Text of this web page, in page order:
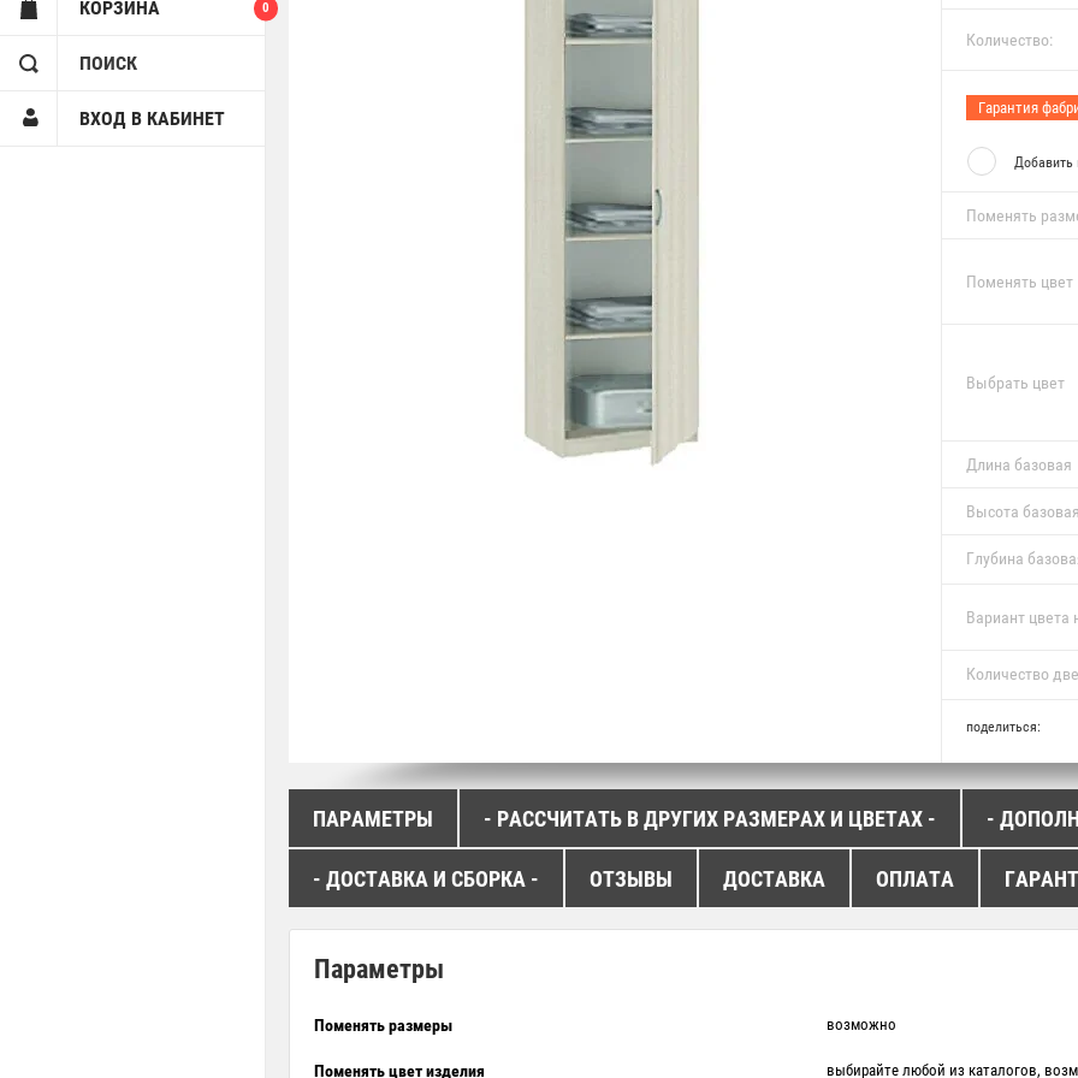
КОРЗИНА 0
ПОИСК
ВХОД В КАБИНЕТ
Количество:
Гарантия
Добавить
Поменять
Поменять цвет
Выбрать цвет
Длина базовая
Высота
Глубина
Вариант цвета
Количество
поделиться:
ПАРАМЕТРЫ - РАССЧИТАТЬ В ДРУГИХ РАЗМЕРАХ И ЦВЕТАХ - -
- ДОСТАВКА И СБОРКА - ОТЗЫВЫ ДОСТАВКА ОПЛАТА
Параметры
Поменять размеры возможно
Поменять цвет изделия выбирайте любой из каталогов,